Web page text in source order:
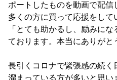
ポートしたものを動画で配信
多くの方に買って応援をして
「とても助かるし、励みに
ております。本当にありがと
長引くコロナで緊張感の続く
溜まっている方が多いと思い